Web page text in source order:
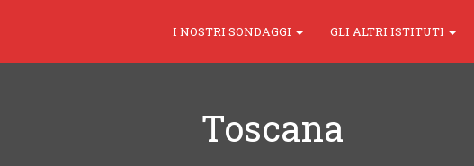
I NOSTRI SONDAGGI GLI ALTRI ISTITUTI
Toscana